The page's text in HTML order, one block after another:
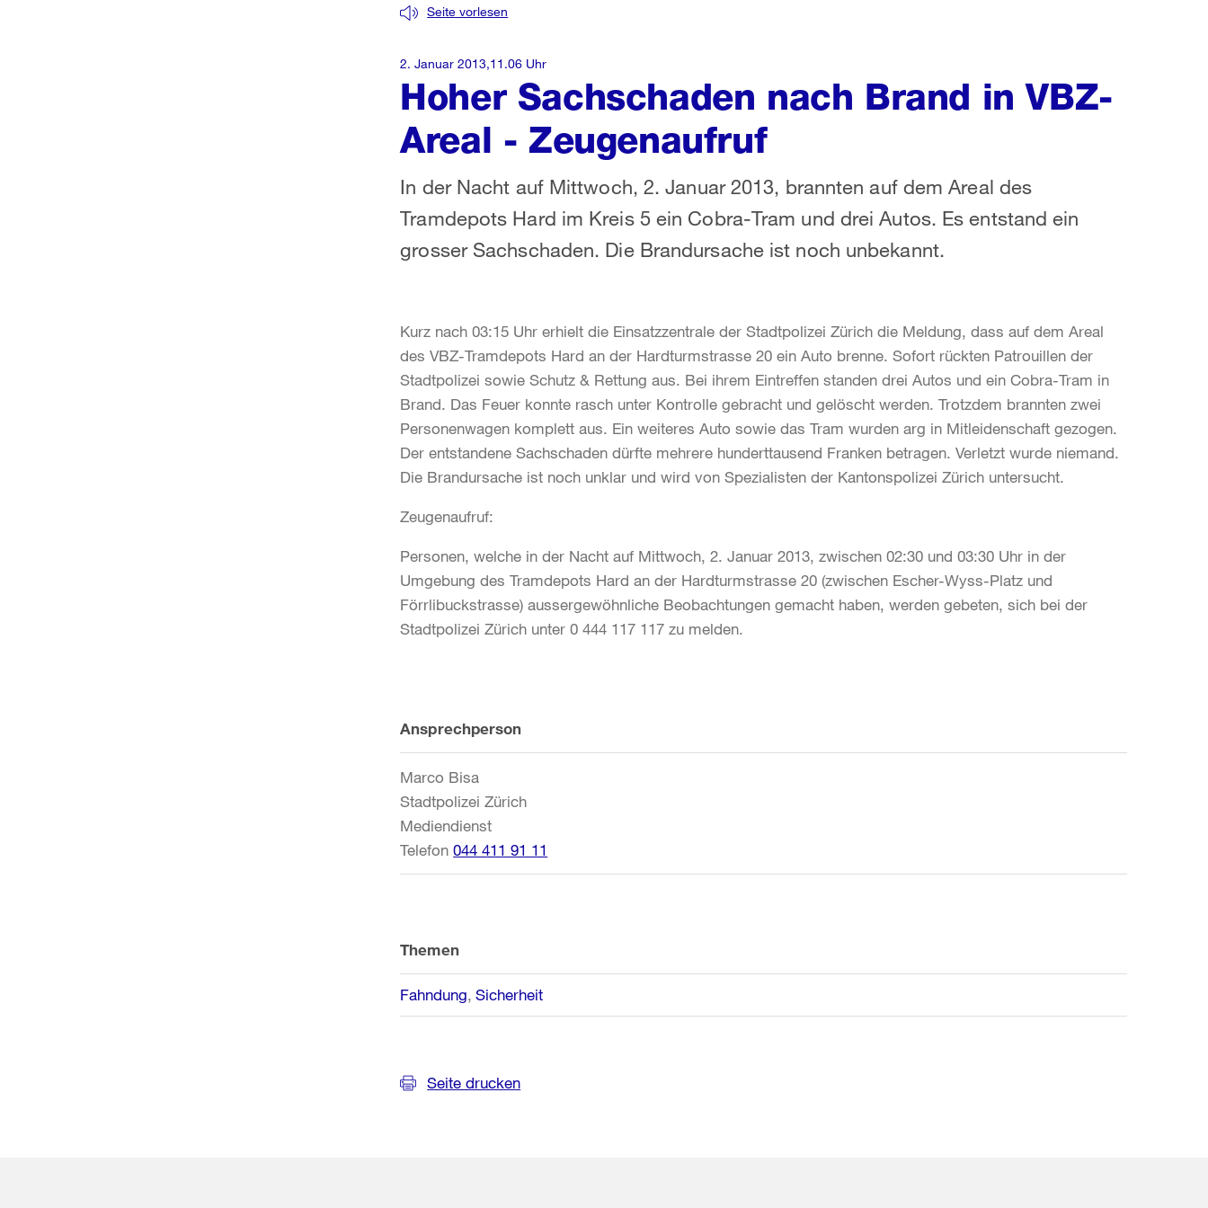
Hoher Sachschaden nach Brand in VBZ-
Areal - Zeugenaufruf
Seite vorlesen
In der Nacht auf Mittwoch, 2. Januar 2013, brannten auf dem Areal des
Tramdepots Hard im Kreis 5 ein Cobra-Tram und drei Autos. Es entstand ein
grosser Sachschaden. Die Brandursache ist noch unbekannt.
2. Januar 2013,11.06 Uhr
Kurz nach 03:15 Uhr erhielt die Einsatzzentrale der Stadtpolizei Zürich die Meldung, dass auf dem Areal
des VBZ-Tramdepots Hard an der Hardturmstrasse 20 ein Auto brenne. Sofort rückten Patrouillen der
Stadtpolizei sowie Schutz & Rettung aus. Bei ihrem Eintreffen standen drei Autos und ein Cobra-Tram in
Brand. Das Feuer konnte rasch unter Kontrolle gebracht und gelöscht werden. Trotzdem brannten zwei
Personenwagen komplett aus. Ein weiteres Auto sowie das Tram wurden arg in Mitleidenschaft gezogen.
Der entstandene Sachschaden dürfte mehrere hunderttausend Franken betragen. Verletzt wurde niemand.
Die Brandursache ist noch unklar und wird von Spezialisten der Kantonspolizei Zürich untersucht.
Zeugenaufruf:
Personen, welche in der Nacht auf Mittwoch, 2. Januar 2013, zwischen 02:30 und 03:30 Uhr in der
Umgebung des Tramdepots Hard an der Hardturmstrasse 20 (zwischen Escher-Wyss-Platz und
Förrlibuckstrasse) aussergewöhnliche Beobachtungen gemacht haben, werden gebeten, sich bei der
Stadtpolizei Zürich unter 0 444 117 117 zu melden.
Weitere
Informationen
Ansprechperson
Marco Bisa
Stadtpolizei Zürich
Mediendienst
Telefon 044 411 91 11
Themen
Fahndung Sicherheit
Seite drucken